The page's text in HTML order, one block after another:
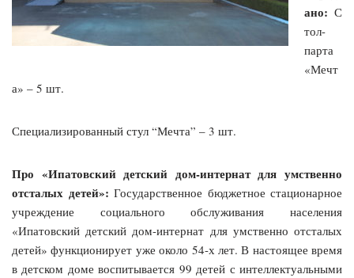
ано: С
тол-
парта
«Мечт
а» – 5 шт.
Специализированный стул “Мечта” – 3 шт.
Про «Ипатовский детский дом-интернат для умственно
отсталых детей»: Государственное бюджетное стационарное
учреждение социального обслуживания населения
«Ипатовский детский дом-интернат для умственно отсталых
детей» функционирует уже около 54-х лет. В настоящее время
в детском доме воспитывается 99 детей с интеллектуальными